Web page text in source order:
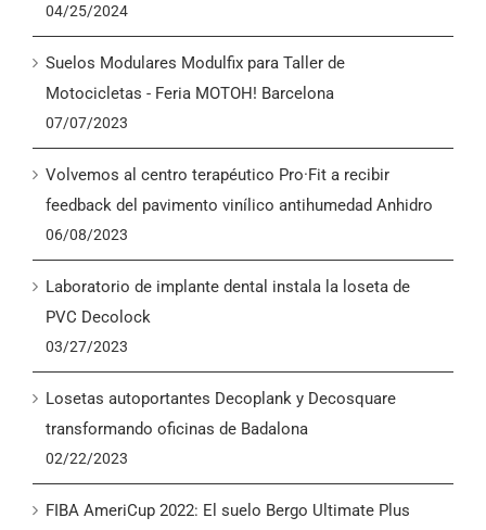
Contactar
English
04/25/2024
Suelos Modulares Modulfix para Taller de
Motocicletas - Feria MOTOH! Barcelona
07/07/2023
Volvemos al centro terapéutico Pro·Fit a recibir
feedback del pavimento vinílico antihumedad Anhidro
06/08/2023
Laboratorio de implante dental instala la loseta de
PVC Decolock
03/27/2023
Losetas autoportantes Decoplank y Decosquare
transformando oficinas de Badalona
02/22/2023
FIBA AmeriCup 2022: El suelo Bergo Ultimate Plus